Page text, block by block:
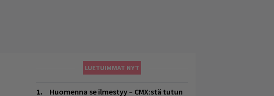
LUETUIMMAT NYT
Huomenna se ilmestyy – CMX:stä tutun